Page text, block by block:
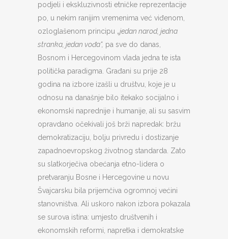
podjeli i ekskluzivnosti etničke reprezentacije
po, u nekim ranijim vremenima već viđenom,
ozloglašenom principu „jedan narod, jedna
stranka, jedan vođa“, pa sve do danas,
Bosnom i Hercegovinom vlada jedna te ista
politička paradigma. Građani su prije 28
godina na izbore izašli u društvu, koje je u
odnosu na današnje bilo itekako socijalno i
ekonomski naprednije i humanije, ali su sasvim
opravdano očekivali još brži napredak: bržu
demokratizaciju, bolju privredu i dostizanje
zapadnoevropskog životnog standarda. Zato
su slatkorječiva obećanja etno-lidera o
pretvaranju Bosne i Hercegovine u novu
Švajcarsku bila prijemčiva ogromnoj većini
stanovništva. Ali uskoro nakon izbora pokazala
se surova istina: umjesto društvenih i
ekonomskih reformi, napretka i demokratske